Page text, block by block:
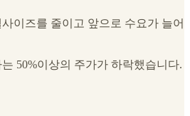
이즈를 줄이고 앞으로 수요가 늘어
50%이상의 주가가 하락했습니다.